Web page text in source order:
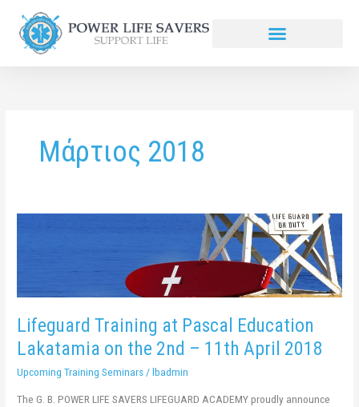
περιεχόμενο
Μάρτιος 2018
Lifeguard Training at Pascal Education
Lakatamia on the 2nd – 11th April 2018
Upcoming Training Seminars /lbadmin
The G. B. POWER LIFE SAVERS LIFEGUARD ACADEMY proudly announce
Education
the
–
11th